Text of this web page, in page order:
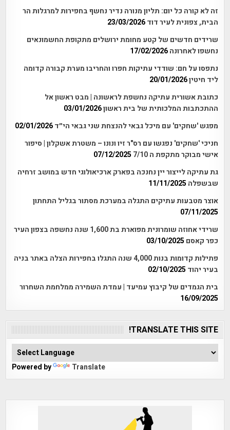
זה לא קורה כל יום: תליון מנורה נדיר נחשף בחפירות למרגלות הר
הבית, צפונית לעיר דוד 23/03/2026
שרידים חדשים של קטע מחומת ירושלים מתקופת החשמונאים
נחשפו לאחרונה 17/02/2026
נתפסו על חם: שודדי עתיקות חפרו והחריבו מערת קבורה קדומה
ליד חיטין20/01/2026
כתובת אשורית עתיקה נחשפת לראשונה | מבט ראשון אל
ההתכתבות המלכותית של בית ראשון03/01/2026
מפגש 'שחקים' עם מיכל גבאי להנצחת שני גבאי הי״ד 02/01/2026
חניכי 'שחקים' נפגשו עם רס"ר זיו ונונו – משטרת אשקלון | סיפור
אישי מבוקר מתקפת ה 7/10
07/12/2025
גת עתיקה לייצור יין נחנכה בפארק ארכיאולוגי חדש במושב זרחיה
שבשפלה 11/11/2025
אוצר מטבעות עתיקים התגלה במערכת מסתור בגליל התחתון
07/11/2025
שרידי אחוזה שומרונית מפוארת בת 1,600 שנה נחשפה בצפון העיר
כפר קאסם 03/10/2025
פתילות קדומות בנות 4,000 שנה התגלו בחפירות הצלה באתר בניה
בעיר יהוד 02/10/2025
בית הגמדים של קיבוץ עמיעד | עמדת השמירה ממלחמת השחרור
16/09/2025
TRANSLATE THIS SITE!
Powered by Translate